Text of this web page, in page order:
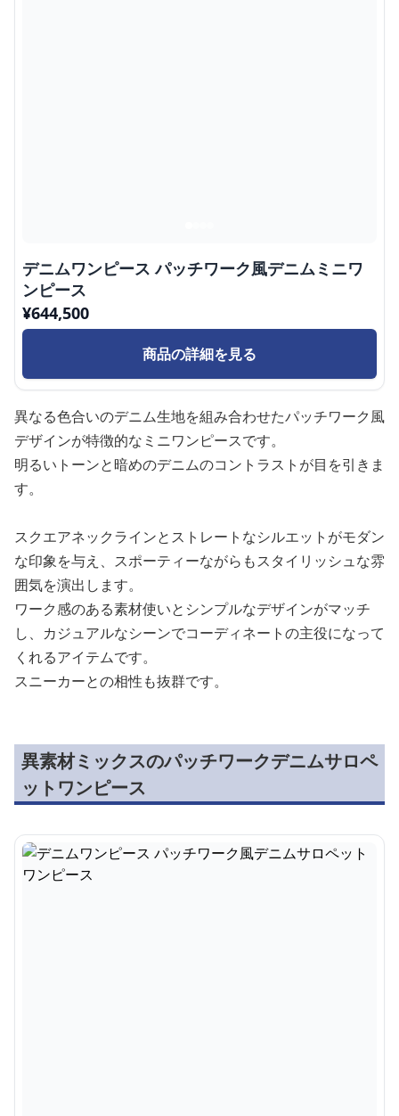
デニムワンピース パッチワーク風デニムミニワ
ンピース
¥644,500
商品の詳細を見る
異なる色合いのデニム生地を組み合わせたパッチワーク風
デザインが特徴的なミニワンピースです。
明るいトーンと暗めのデニムのコントラストが目を引きま
す。
スクエアネックラインとストレートなシルエットがモダン
な印象を与え、スポーティーながらもスタイリッシュな雰
囲気を演出します。
ワーク感のある素材使いとシンプルなデザインがマッチ
し、カジュアルなシーンでコーディネートの主役になって
くれるアイテムです。
スニーカーとの相性も抜群です。
異素材ミックスのパッチワークデニムサロペ
ットワンピース